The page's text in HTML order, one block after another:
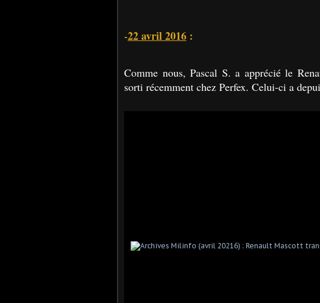
-22 avril 2016 :
Comme nous, Pascal S. a apprécié le
sorti récemment chez Perfex. Celui-ci a